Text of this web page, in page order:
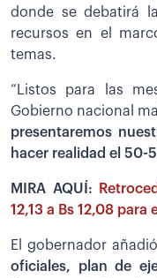
donde se debatirá
recursos en el
temas.
“Listos para las
Gobierno nacional
presentaremos
hacer realidad el 50-
MIRA AQUÍ:
12,13 a Bs 12,08 para
El gobernador
oficiales, plan de